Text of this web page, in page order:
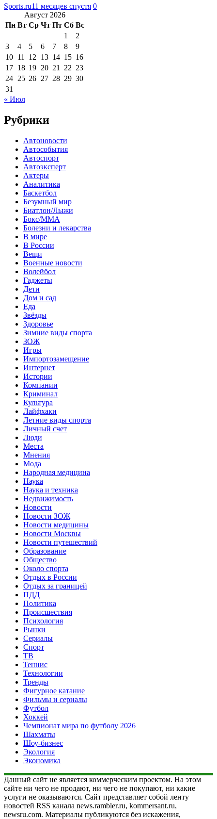
Sports.ru11 месяцев спустя 0
Август 2026
Пн Вт Ср Чт Пт Сб Вс
1
2
3
4 5 6 7 8
9
10 11 12 13 14 15 16
17 18 19 20 21 22 23
24 25 26 27 28 29 30
31
« Июл
Рубрики
Автоновости
Автособытия
Автоспорт
Автоэксперт
Актеры
Аналитика
Баскетбол
Безумный мир
Биатлон/Лыжи
Бокс/MMA
Болезни и лекарства
В мире
В России
Вещи
Военные новости
Волейбол
Гаджеты
Дети
Дом и сад
Еда
Звёзды
Здоровье
Зимние виды спорта
ЗОЖ
Игры
Импортозамещение
Интернет
Истории
Компании
Криминал
Культура
Лайфхаки
Летние виды спорта
Личный счет
Люди
Места
Мнения
Мода
Народная медицина
Наука
Наука и техника
Недвижимость
Новости
Новости ЗОЖ
Новости медицины
Новости Москвы
Новости путешествий
Образование
Общество
Около спорта
Отдых в России
Отдых за границей
ПДД
Политика
Происшествия
Психология
Рынки
Сериалы
Спорт
ТВ
Теннис
Технологии
Тренды
Фигурное катание
Фильмы и сериалы
Футбол
Хоккей
Чемпионат мира по футболу 2026
Шахматы
Шоу-бизнес
Экология
Экономика
Данный сайт не является коммерческим проектом. На этом
сайте ни чего не продают, ни чего не покупают, ни какие
услуги не оказываются. Сайт представляет собой ленту
новостей RSS канала news.rambler.ru, kommersant.ru,
newsru.com. Материалы публикуются без искажения,